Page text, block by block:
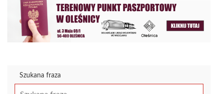
Szukana fraza